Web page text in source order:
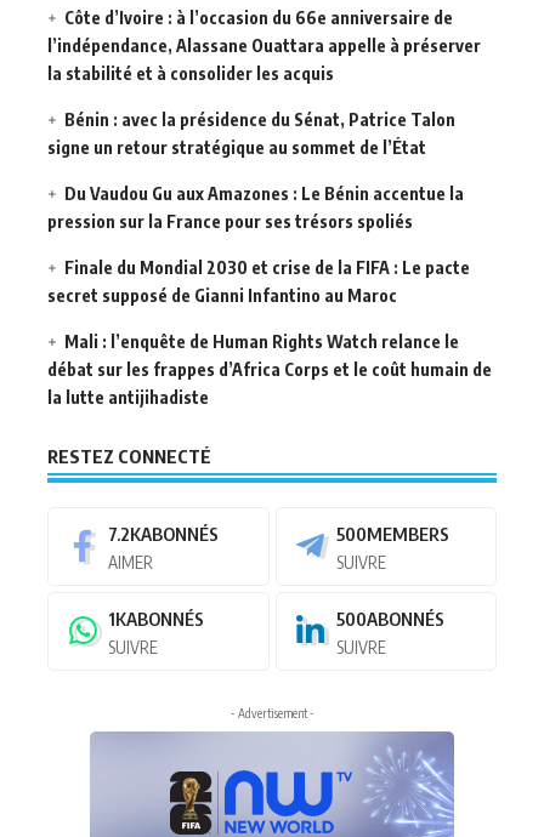
Côte d’Ivoire : à l’occasion du 66e anniversaire de
l’indépendance, Alassane Ouattara appelle à préserver
la stabilité et à consolider les acquis
Bénin : avec la présidence du Sénat, Patrice Talon
signe un retour stratégique au sommet de l’État
Du Vaudou Gu aux Amazones : Le Bénin accentue la
pression sur la France pour ses trésors spoliés
Finale du Mondial 2030 et crise de la FIFA : Le pacte
secret supposé de Gianni Infantino au Maroc
Mali : l’enquête de Human Rights Watch relance le
débat sur les frappes d’Africa Corps et le coût humain de
la lutte antijihadiste
RESTEZ CONNECTÉ
7.2KABONNÉS
AIMER
500MEMBERS
SUIVRE
1KABONNÉS
SUIVRE
500ABONNÉS
SUIVRE
- Advertisement -